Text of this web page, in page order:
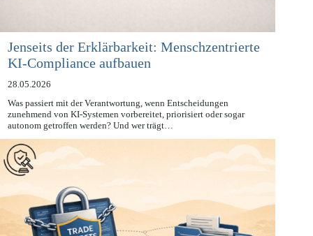
Jenseits der Erklärbarkeit: Menschzentrierte
KI-Compliance aufbauen
28.05.2026
Was passiert mit der Verantwortung, wenn Entscheidungen
zunehmend von KI-Systemen vorbereitet, priorisiert oder sogar
autonom getroffen werden? Und wer trägt…